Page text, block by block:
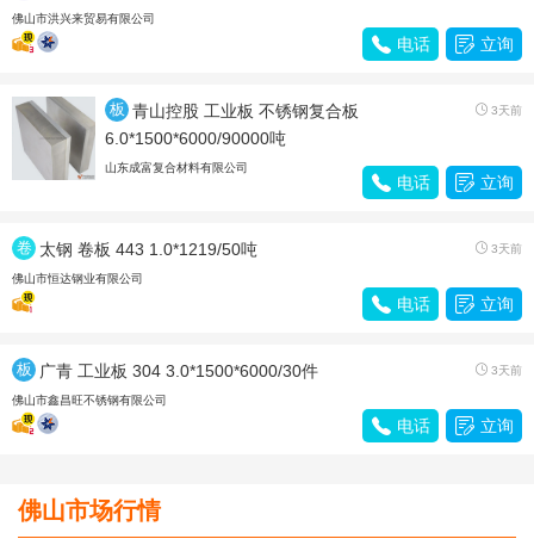
件
佛山市洪兴来贸易有限公司
 电话  立询
板
材
青山控股 工业板 不锈钢复合板
6.0*1500*6000/90000吨
 3天前
山东成富复合材料有限公司
 电话  立询
卷
带
太钢 卷板 443 1.0*1219/50吨  3天前
佛山市恒达钢业有限公司
 电话  立询
板
材
广青 工业板 304 3.0*1500*6000/30件  3天前
佛山市鑫昌旺不锈钢有限公司
 电话  立询
佛山市场行情